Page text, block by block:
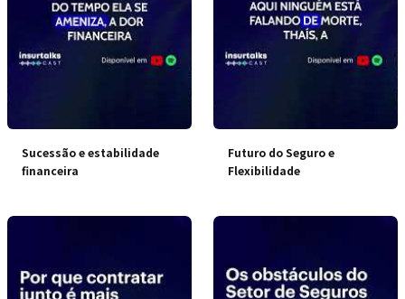
Sucessão e estabilidade
financeira
Futuro do Seguro e
Flexibilidade